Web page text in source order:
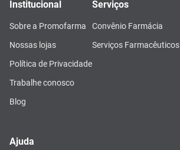
Institucional
Sobre a Promofarma
Nossas lojas
Política de Privacidade
Trabalhe conosco
Blog
Serviços
Convênio Farmácia
Serviços Farmacêuticos
Ajuda